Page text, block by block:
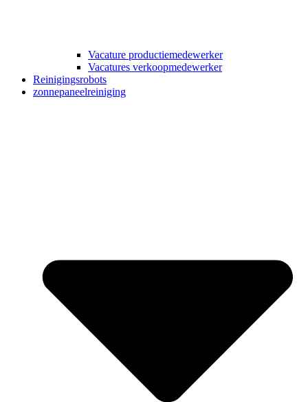
Vacature productiemedewerker
Vacatures verkoopmedewerker
Reinigingsrobots
zonnepaneelreiniging